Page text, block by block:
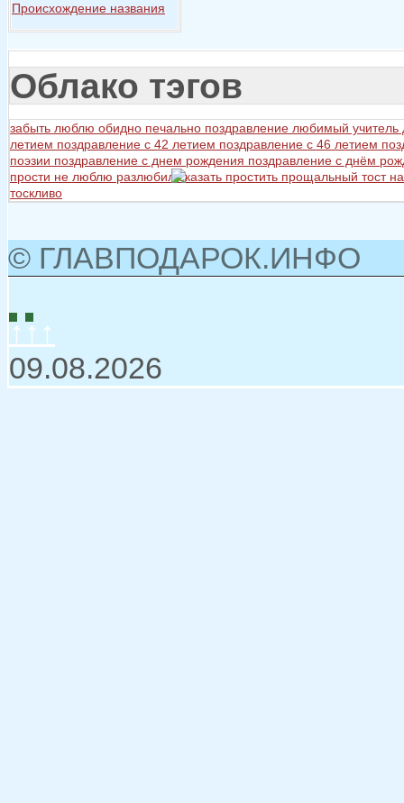
Происхождение названия
Облако тэгов
забыть люблю обидно печально поздравление любимый учитель
летием поздравление с 42 летием поздравление с 46 летием
поэзии поздравление с днем рождения поздравление с днём
прости не люблю разлюбил сказать простить прощальный тост
тоскливо
© ГЛАВПОДАРОК.ИНФО
↑↑↑
09.08.2026